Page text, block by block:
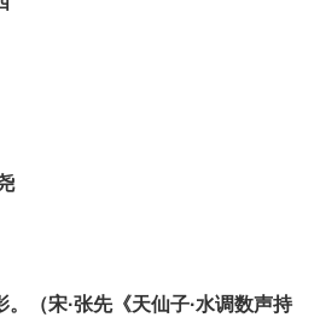
。（宋·张先《天仙子·水调数声持